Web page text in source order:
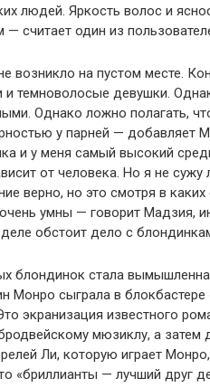
людей. Яркость волос и
считает один из
возникло на пустом месте.
и темноволосые девушки.
Однако ложно полагать,
у парней — добавляет
и у меня самый высокий
от человека. Но я не
верно, но это смотря в
умны — говорит Мадзия,
обстоит дело с
блондинок стала
Монро сыграла в
экранизация известного
мюзиклу, а
Ли, которую играет
«бриллианты — лучший друг